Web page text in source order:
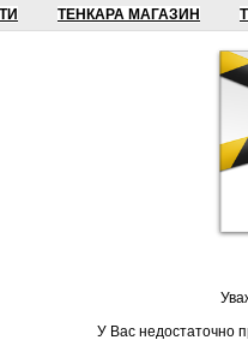
ТЕНКАРА МАГАЗИН
У Вас недостаточно